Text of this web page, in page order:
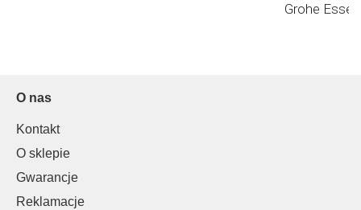
Grohe
O nas
Kontakt
O sklepie
Gwarancje
Reklamacje